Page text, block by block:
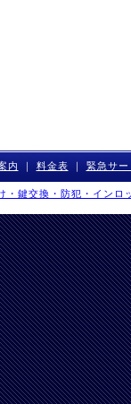
内 ｜ 料金表 ｜ 緊急サー
・鍵交換・防犯・インロ